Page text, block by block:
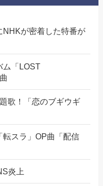
NHKが密着した特番が
ム「LOST
歌！「恋のブギウギ
転スラ」OP曲「配信
炎上